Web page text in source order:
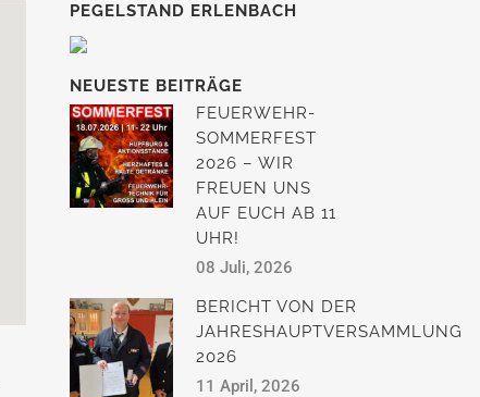
PEGELSTAND ERLENBACH
NEUESTE BEITRÄGE
FEUERWEHR-
SOMMERFEST
2026 – WIR
FREUEN UNS
AUF EUCH AB 11
UHR!
08 Juli, 2026
BERICHT VON DER
JAHRESHAUPTVERSAMMLUNG
2026
11 April, 2026